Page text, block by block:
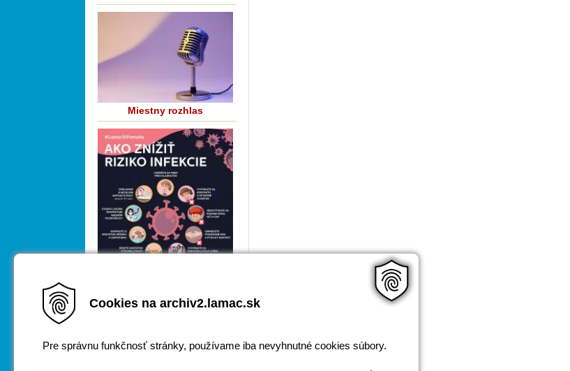
Cookies na archiv2.lamac.sk
Pre správnu funkčnosť stránky, používame iba nevyhnutné cookies súbory.
Miestny rozhlas
Za obsah zodpovedá